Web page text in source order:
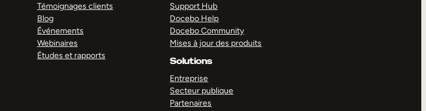
Témoignages clients
Blog
Événements
Webinaires
Études et rapports
Support Hub
Docebo Help
Docebo Community
Mises à jour des produits
Solutions
Entreprise
Secteur publique
Partenaires